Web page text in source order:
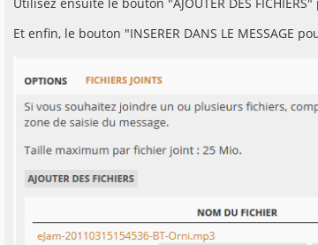
Utilisez ensuite le bouton "AJOUTER DES
Et enfin, le bouton "INSERER DANS LE MESSAGE